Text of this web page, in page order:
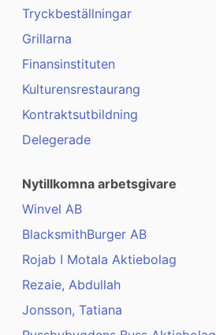
Tryckbeställningar
Grillarna
Finansinstituten
Kulturensrestaurang
Kontraktsutbildning
Delegerade
Nytillkomna arbetsgivare
Winvel AB
BlacksmithBurger AB
Rojab I Motala Aktiebolag
Rezaie, Abdullah
Jonsson, Tatiana